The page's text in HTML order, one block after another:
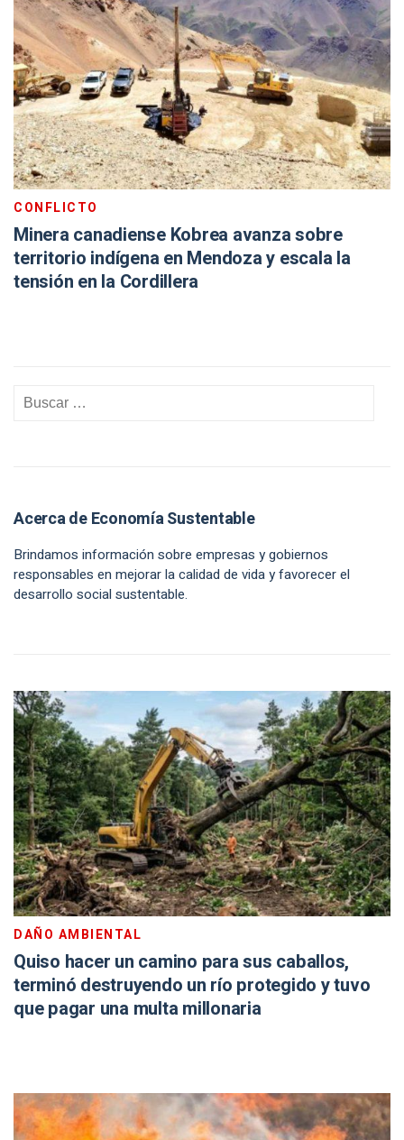
CONFLICTO
Minera canadiense Kobrea avanza sobre
territorio indígena en Mendoza y escala la
tensión en la Cordillera
Acerca de Economía Sustentable
Brindamos información sobre empresas y gobiernos
responsables en mejorar la calidad de vida y favorecer el
desarrollo social sustentable.
DAÑO AMBIENTAL
Quiso hacer un camino para sus caballos,
terminó destruyendo un río protegido y tuvo
que pagar una multa millonaria